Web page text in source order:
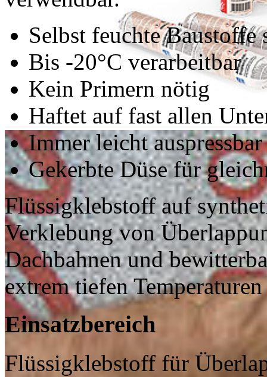
Selbst feuchte Baustoffe
Bis -20°C verarbeitbar
Kein Primern nötig
Haftet auf fast allen
Immer leicht auspressbar
Gekerbte Düse für
Flüssigklebstoff auf
Verklebung von
Dachbahnen und
extrem tiefen
Einsatzbereich
Flüssigklebstoff für